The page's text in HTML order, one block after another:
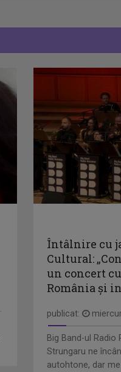
Întâlnire cu
Cultural:
un concert
România şi
publicat:
Big Band-ul Radio
Strungaru ne
autohtone, dar